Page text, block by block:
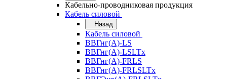
Кабельно-проводниковая продукция
Кабель силовой
Назад
Кабель силовой
ВВГнг(А)-LS
ВВГнг(А)-LSLTx
ВВГнг(А)-FRLS
ВВГнг(А)-FRLSLTx